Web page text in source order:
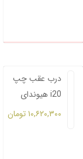
درب عقب چپ
هیوندای i20
۱۰,۶۲۰,۳۰۰تومان